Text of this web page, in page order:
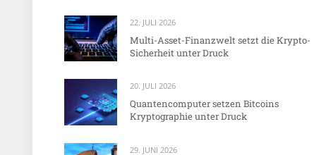
22. JULI 2026
Multi-Asset-Finanzwelt setzt die Krypto-
Sicherheit unter Druck
20. JULI 2026
Quantencomputer setzen Bitcoins
Kryptographie unter Druck
29. JUNI 2026